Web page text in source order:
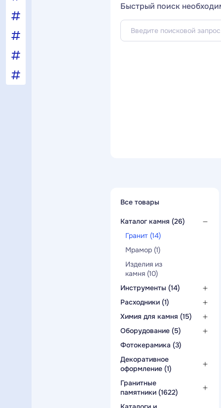
Быстрый поиск
Все товары
Каталог камня (26)
Гранит (14)
Мрамор (1)
Изделия из
камня (10)
Инструменты (14)
инструмент (6)
Расходники (1)
Химия для камня (15)
Оборудование (5)
гравировальные
станки (1)
Фотокерамика (3)
Декоративное
оформление (1)
литьевого
мрамора (1)
Гранитные
памятники (1622)